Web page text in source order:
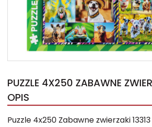
PUZZLE 4X250 ZABAWNE
OPIS
Puzzle 4x250 Zabawne zwierzaki 13313